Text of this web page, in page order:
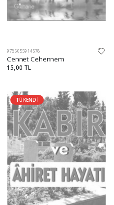
9786055914578
Cennet Cehennem
15,00 TL
TÜKENDİ